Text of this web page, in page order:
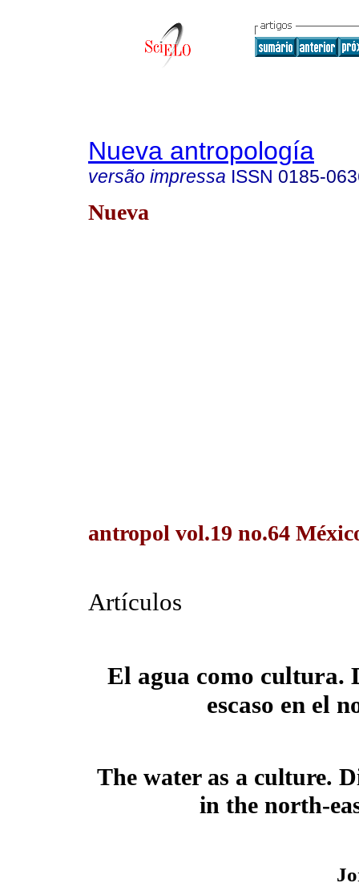
Nueva antropología
versão impressa ISSN 0185-
Nueva
antropol vol.19 no.64
Artículos
El agua como cultura.
escaso en el
The water as a culture.
in the north-